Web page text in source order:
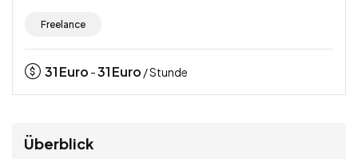
Freelance
31Euro -31Euro / Stunde
Überblick